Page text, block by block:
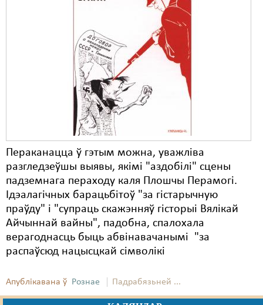
Пераканацца ў гэтым можна, уважліва
разгледзеўшы выявы, якімі "аздобілі" сцены
падземнага пераходу каля Плошчы Перамогі.
Ідэалагічных барацьбітоў "за гістарычную
праўду" і "супраць скажэнняў гісторыі Вялікай
Айчыннай вайны", падобна, спалохала
верагоднасць быць абвінавачанымі "за
распаўсюд нацысцкай сімволікі
Апублікавана ў Рознае Падрабязьней ...
Карная псыхіятрыя
Культурныя правы
Мігранты
Мірныя сходы
Палітвязьні
Праваабаронцы
Правы дзіцяці
Пэнітэнцыярная сыстэма
Распальваньне варожасьці